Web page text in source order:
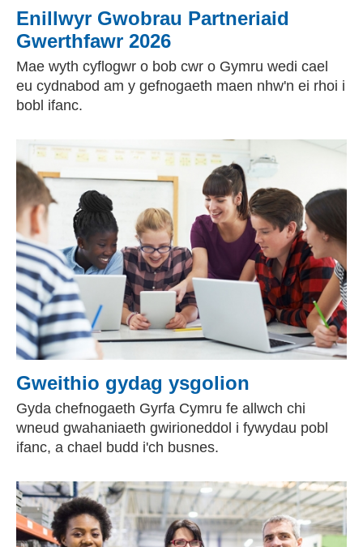
Enillwyr Gwobrau Partneriaid
Gwerthfawr 2026
Mae wyth cyflogwr o bob cwr o Gymru wedi cael
eu cydnabod am y gefnogaeth maen nhw'n ei rhoi i
bobl ifanc.
Gweithio gydag ysgolion
Gyda chefnogaeth Gyrfa Cymru fe allwch chi
wneud gwahaniaeth gwirioneddol i fywydau pobl
ifanc, a chael budd i'ch busnes.